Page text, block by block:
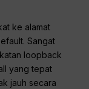
ke alamat
Sangat
loopback
yang tepat
jauh secara